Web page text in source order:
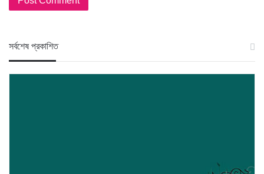
স‍র্বশেষ প্রকাশিত